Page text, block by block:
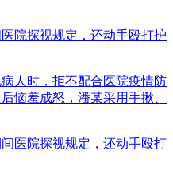
院探视规定，还动手殴打护
人时，拒不配合医院疫情防
恼羞成怒，潘某采用手揪、